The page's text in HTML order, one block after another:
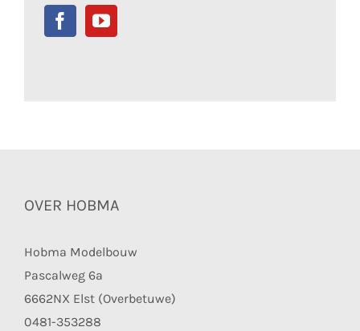
OVER HOBMA
Hobma Modelbouw
Pascalweg 6a
6662NX Elst (Overbetuwe)
0481-353288